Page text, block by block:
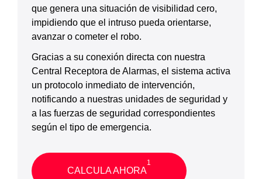
que genera una situación de visibilidad cero,
impidiendo que el intruso pueda orientarse,
avanzar o cometer el robo.
Gracias a su conexión directa con nuestra
Central Receptora de Alarmas, el sistema activa
un protocolo inmediato de intervención,
notificando a nuestras unidades de seguridad y
a las fuerzas de seguridad correspondientes
según el tipo de emergencia.
CALCULA AHORA
1